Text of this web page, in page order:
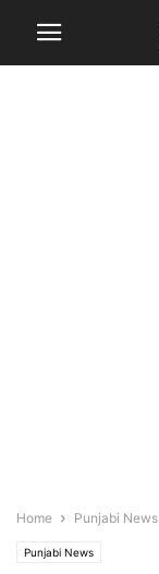
Home Punjabi News
Punjabi News